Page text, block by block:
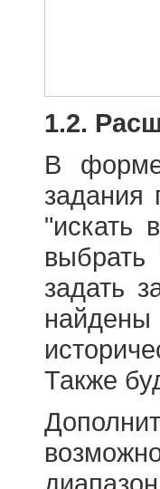
1.2.
В форме
задания
"искать
выбрать
задать
Также